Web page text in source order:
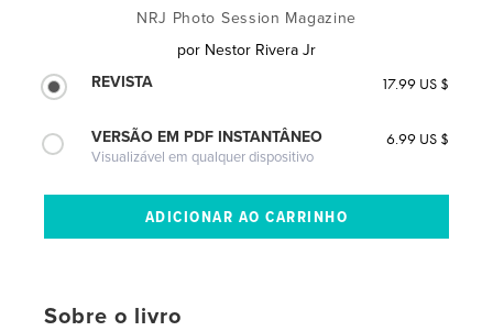
NRJ Photo Session Magazine
por Nestor Rivera Jr
REVISTA
17.99 US $
VERSÃO EM PDF INSTANTÂNEO
Visualizável em qualquer dispositivo
6.99 US $
Sobre o livro